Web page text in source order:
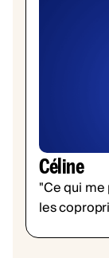
Céline
"Ce qui
les